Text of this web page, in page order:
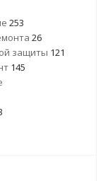
253
26
защиты 121
145